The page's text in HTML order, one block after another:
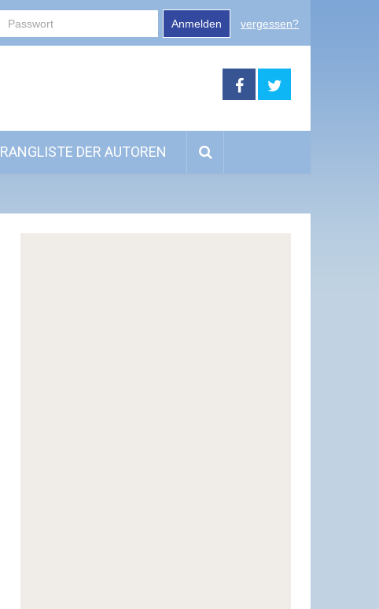
Anmelden vergessen?
RANGLISTE DER AUTOREN